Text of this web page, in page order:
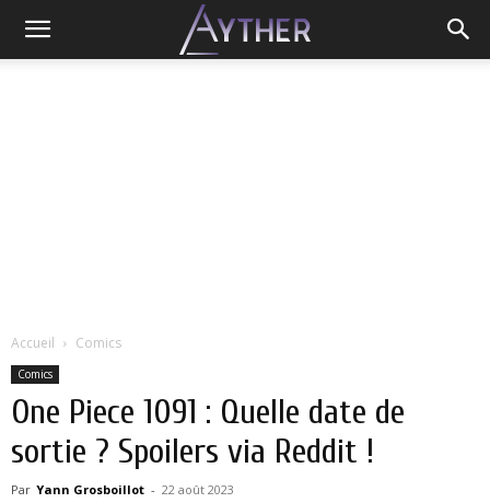
Accueil Comics
Comics
One Piece 1091 : Quelle date de
sortie ? Spoilers via Reddit !
Par Yann Grosboillot - 22 août 2023